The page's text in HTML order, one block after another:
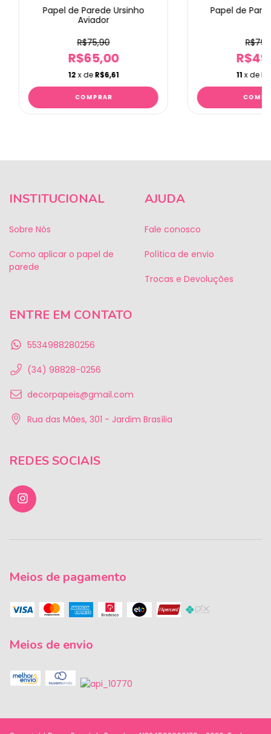
Papel de Parede Ursinho
Aviador
R$75,90
R$65,00
12x deR$6,61
Papel de
11 x de
INSTITUCIONAL
Sobre Nós
Como aplicar o papel de
parede
AJUDA
Fale conosco
Política de envio
Trocas e Devoluções
ENTRE EM CONTATO
5534988280256
(34) 98828-0256
decorpapeis@gmail.com
Rua das Mães, 301 - Jardim Brasília
REDES SOCIAIS
Meios de pagamento
Meios de envio